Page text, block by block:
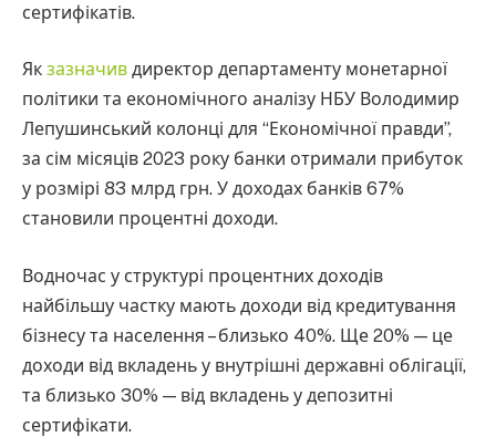
сертифікатів.
Як зазначив директор департаменту монетарної
політики та економічного аналізу НБУ Володимир
Лепушинський колонці для “Економічної правди”,
за сім місяців 2023 року банки отримали прибуток
у розмірі 83 млрд грн. У доходах банків 67%
становили процентні доходи.
Водночас у структурі процентних доходів
найбільшу частку мають доходи від кредитування
бізнесу та населення – близько 40%. Ще 20% — це
доходи від вкладень у внутрішні державні облігації,
та близько 30% — від вкладень у депозитні
сертифікати.